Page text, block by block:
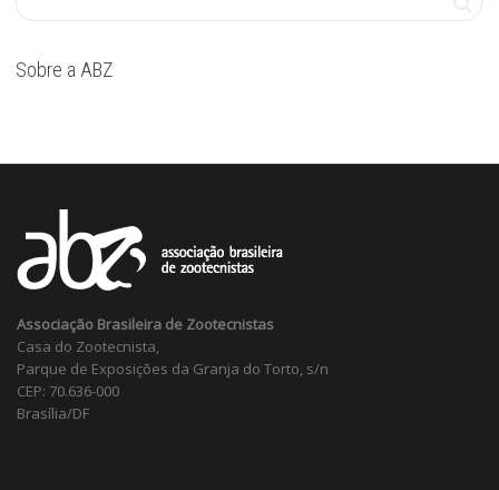
Sobre a ABZ
Associação Brasileira de Zootecnistas
Casa do Zootecnista,
Parque de Exposições da Granja do Torto, s/n
CEP: 70.636-000
Brasília/DF